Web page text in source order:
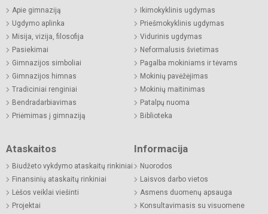
Apie gimnaziją
Ugdymo aplinka
Misija, vizija, filosofija
Pasiekimai
Gimnazijos simboliai
Gimnazijos himnas
Tradiciniai renginiai
Bendradarbiavimas
Priėmimas į gimnaziją
Ikimokyklinis ugdymas
Priešmokyklinis ugdymas
Vidurinis ugdymas
Neformalusis švietimas
Pagalba mokiniams ir tėvams
Mokinių pavėžėjimas
Mokinių maitinimas
Patalpų nuoma
Biblioteka
Ataskaitos
Biudžeto vykdymo ataskaitų rinkiniai
Finansinių ataskaitų rinkiniai
Lėšos veiklai viešinti
Projektai
Informacija
Nuorodos
Laisvos darbo vietos
Asmens duomenų apsauga
Konsultavimasis su visuomene